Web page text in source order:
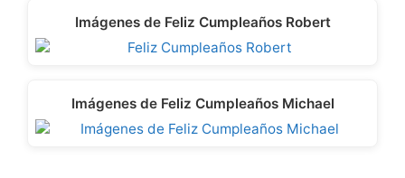
Imágenes de Feliz Cumpleaños Robert
Imágenes de Feliz Cumpleaños Michael